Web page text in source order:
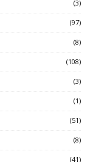
(3)
(97)
(8)
(108)
(3)
(1)
(51)
(8)
(41)